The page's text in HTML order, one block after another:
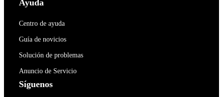
Ayuda
Centro de ayuda
Guía de novicios
Solución de problemas
Anuncio de Servicio
Síguenos